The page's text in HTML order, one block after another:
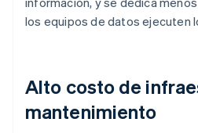
los equipos de datos ejecuten
Alto costo de
mantenimiento